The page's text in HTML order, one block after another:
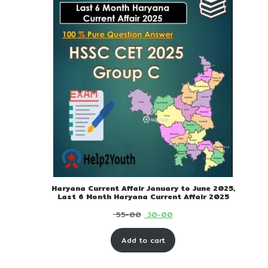
Haryana Current Affair January to June 2025,
Last 6 Month Haryana Current Affair 2025
55-00 Original
price
was:
30-00Current
price
is:
Add to cart